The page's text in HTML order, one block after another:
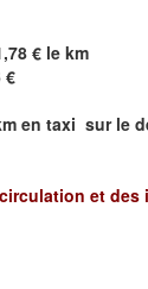
€ le km
€
en taxi sur le
et des